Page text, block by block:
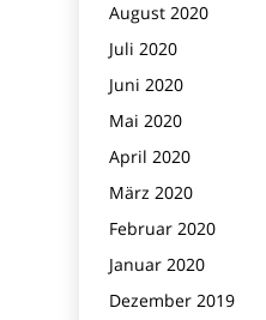
August 2020
Juli 2020
Juni 2020
Mai 2020
April 2020
März 2020
Februar 2020
Januar 2020
Dezember 2019